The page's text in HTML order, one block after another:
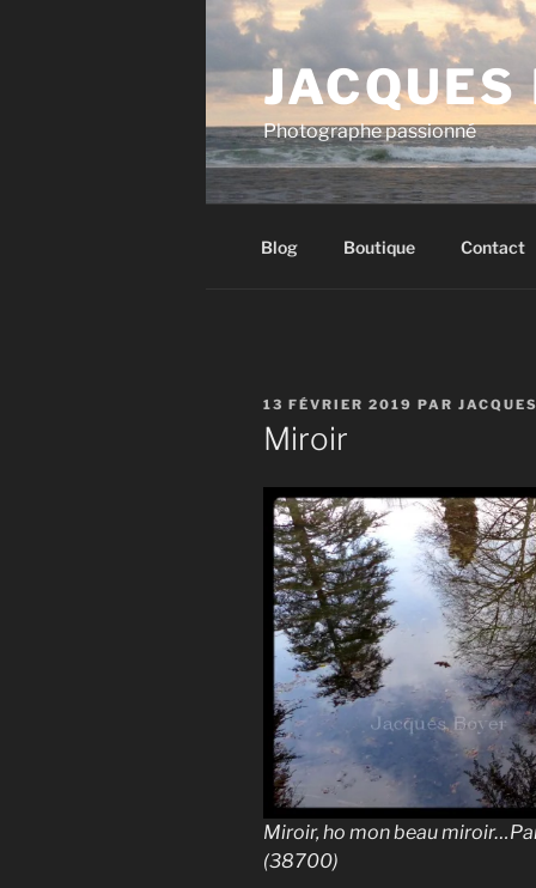
Aller
contenu
principalJACQUES
Photographe passionné
Blog Boutique Contact
PUBLIÉ
LE
13 FÉVRIER 2019 PAR
Miroir
Miroir, ho mon beau
(38700)